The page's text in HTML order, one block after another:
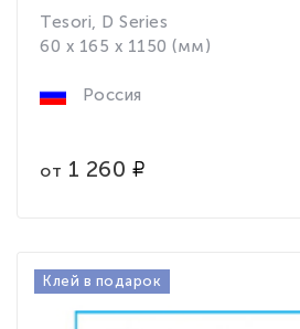
Tesori, D Series
60 x 165 x 1150 (мм)
Россия
от 1 260
Клей в подарок